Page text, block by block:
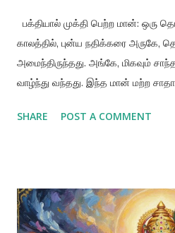
பக்தியால் முக்தி பெற்ற மான்: ஒரு
காலத்தில், புன்ய நதிக்கரை
அமைந்திருந்தது. அங்கே, மிகவும்
வாழ்ந்து வந்தது. இந்த மான் மற்ற
சூழலால் வெகுவாக
நாளடைவில் விஷ்ணுவின் நாமத்தின் மீது
ஏற்பட்டது, அது மெல்ல மெல்ல
SHARE POST A COMMENT